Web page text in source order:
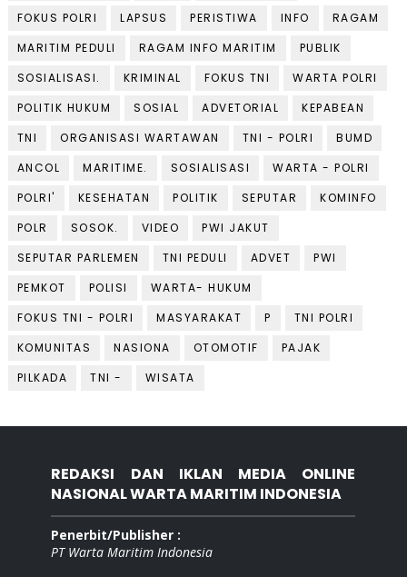
FOKUS POLRI
LAPSUS PERISTIWA INFO
RAGAM
MARITIM PEDULI
RAGAM INFO MARITIM
PUBLIK
SOSIALISASI.
KRIMINAL FOKUS TNI
WARTA POLRI
POLITIK HUKUM
SOSIAL ADVETORIAL
KEPABEAN
TNI
ORGANISASI WARTAWAN TNI - POLRI
BUMD
ANCOL
MARITIME. SOSIALISASI
WARTA - POLRI
POLRI'
KESEHATAN POLITIK SEPUTAR
KOMINFO
POLR
SOSOK. VIDEO
PWI JAKUT
SEPUTAR PARLEMEN
TNI PEDULI ADVET
PWI
PEMKOT
POLISI
WARTA- HUKUM
FOKUS TNI - POLRI
MASYARAKAT P
TNI POLRI
KOMUNITAS
NASIONA OTOMOTIF
PAJAK
PILKADA
TNI - WISATA
REDAKSI DAN IKLAN MEDIA ONLINE
NASIONAL WARTA MARITIM INDONESIA
Penerbit/Publisher :
PT Warta Maritim Indonesia